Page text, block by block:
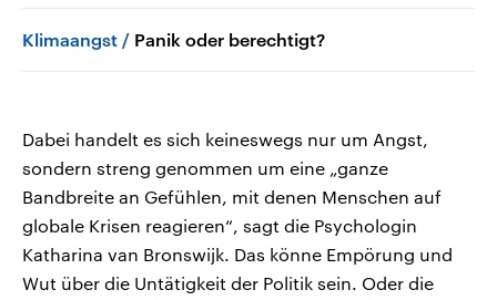
Klimaangst Panik oder berechtigt?
Dabei handelt es sich keineswegs nur um Angst,
sondern streng genommen um eine „ganze
Bandbreite an Gefühlen, mit denen Menschen auf
globale Krisen reagieren“, sagt die Psychologin
Katharina van Bronswijk. Das könne Empörung und
Wut über die Untätigkeit der Politik sein. Oder die